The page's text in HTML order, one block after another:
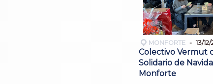
MONFORTE 13/
Colectivo Vermut
Solidario de
Monforte